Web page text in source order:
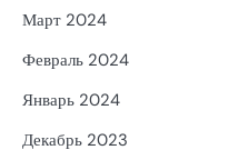
Март 2024
Февраль 2024
Январь 2024
Декабрь 2023